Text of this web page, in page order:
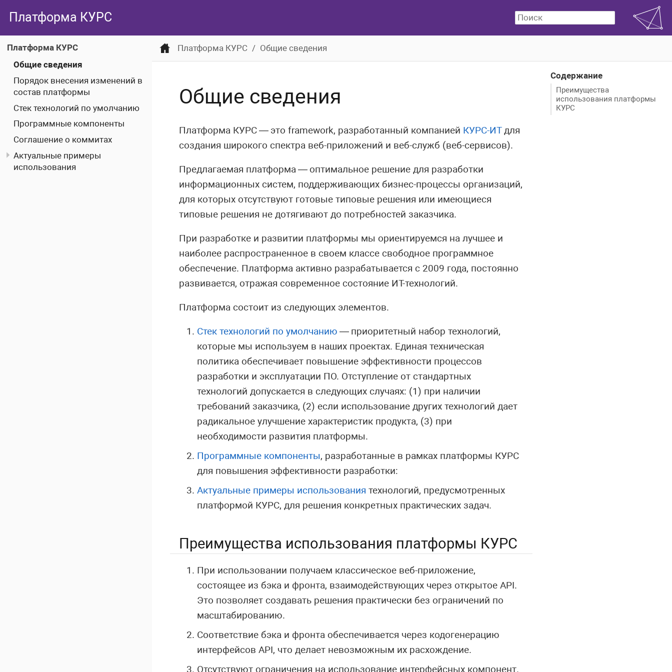
Платформа КУРС
Платформа КУРС
Общие сведения
Порядок внесения изменений в
состав платформы
Стек технологий по умолчанию
Программные компоненты
Соглашение о коммитах
Актуальные примеры
использования
Платформа КУРС Общие сведения
Содержание
Преимущества
использования платформы
КУРС
Общие сведения
Платформа КУРС — это framework, разработанный компанией КУРС-ИТдля
создания широкого спектра веб-приложений и веб-служб (веб-сервисов).
Предлагаемая платформа — оптимальное решение для разработки
информационных систем, поддерживающих бизнес-процессы организаций,
для которых отсутствуют готовые типовые решения или имеющиеся
типовые решения не дотягивают до потребностей заказчика.
При разработке и развитии платформы мы ориентируемся на лучшее и
наиболее распространенное в своем классе свободное программное
обеспечение. Платформа активно разрабатывается с 2009 года, постоянно
развивается, отражая современное состояние ИТ-технологий.
Платформа состоит из следующих элементов.
Стек технологий по умолчанию — приоритетный набор технологий,
которые мы используем в наших проектах. Единая техническая
политика обеспечивает повышение эффективности процессов
разработки и эксплуатации ПО. Отступление от стандартных
технологий допускается в следующих случаях: (1) при наличии
требований заказчика, (2) если использование других технологий дает
радикальное улучшение характеристик продукта, (3) при
необходимости развития платформы.
Программные компоненты, разработанные в рамках платформы КУРС
для повышения эффективности разработки:
Актуальные примеры использования технологий, предусмотренных
платформой КУРС, для решения конкретных практических задач.
Преимущества использования платформы КУРС
При использовании получаем классическое веб-приложение,
состоящее из бэка и фронта, взаимодействующих через открытое API.
Это позволяет создавать решения практически без ограничений по
масштабированию.
Соответствие бэка и фронта обеспечивается через кодогенерацию
интерфейсов API, что делает невозможным их расхождение.
Отсутствуют ограничения на использование интерфейсных компонент.